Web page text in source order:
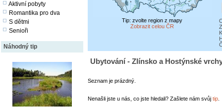
Aktivní pobyty
Romantika pro dva
S dětmi
Senioři
Náhodný tip
Tip: zvolte region z mapy
Zobrazit celou ČR
Ubytování - Zlínsko a Hostýnské
Seznam je prázdný.
Nenašli jste u nás, co jste hledali? Zašlete nám svůj tip